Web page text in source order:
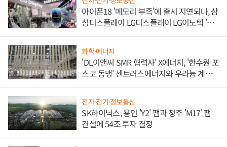
아이폰18 '메모리 부족'에 출시 지연되나, 삼
성디스플레이 LG디스플레이 LG이노텍 '탈
화학·에너지
'DL이앤씨 SMR 협력사' X에너지, '한수원 포
스코 동맹' 센트러스에너지와 우라늄 계약
전자·전기·정보통신
SK하이닉스, 용인 'Y2' 팹과 청주 'M17' 팹
건설에 54조 투자 결정